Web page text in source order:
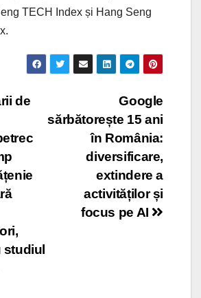
TECH Index și Hang Seng
Google
sărbătorește 15 ani
în România:
diversificare,
extindere a
activităților și
focus pe AI
de
studiul